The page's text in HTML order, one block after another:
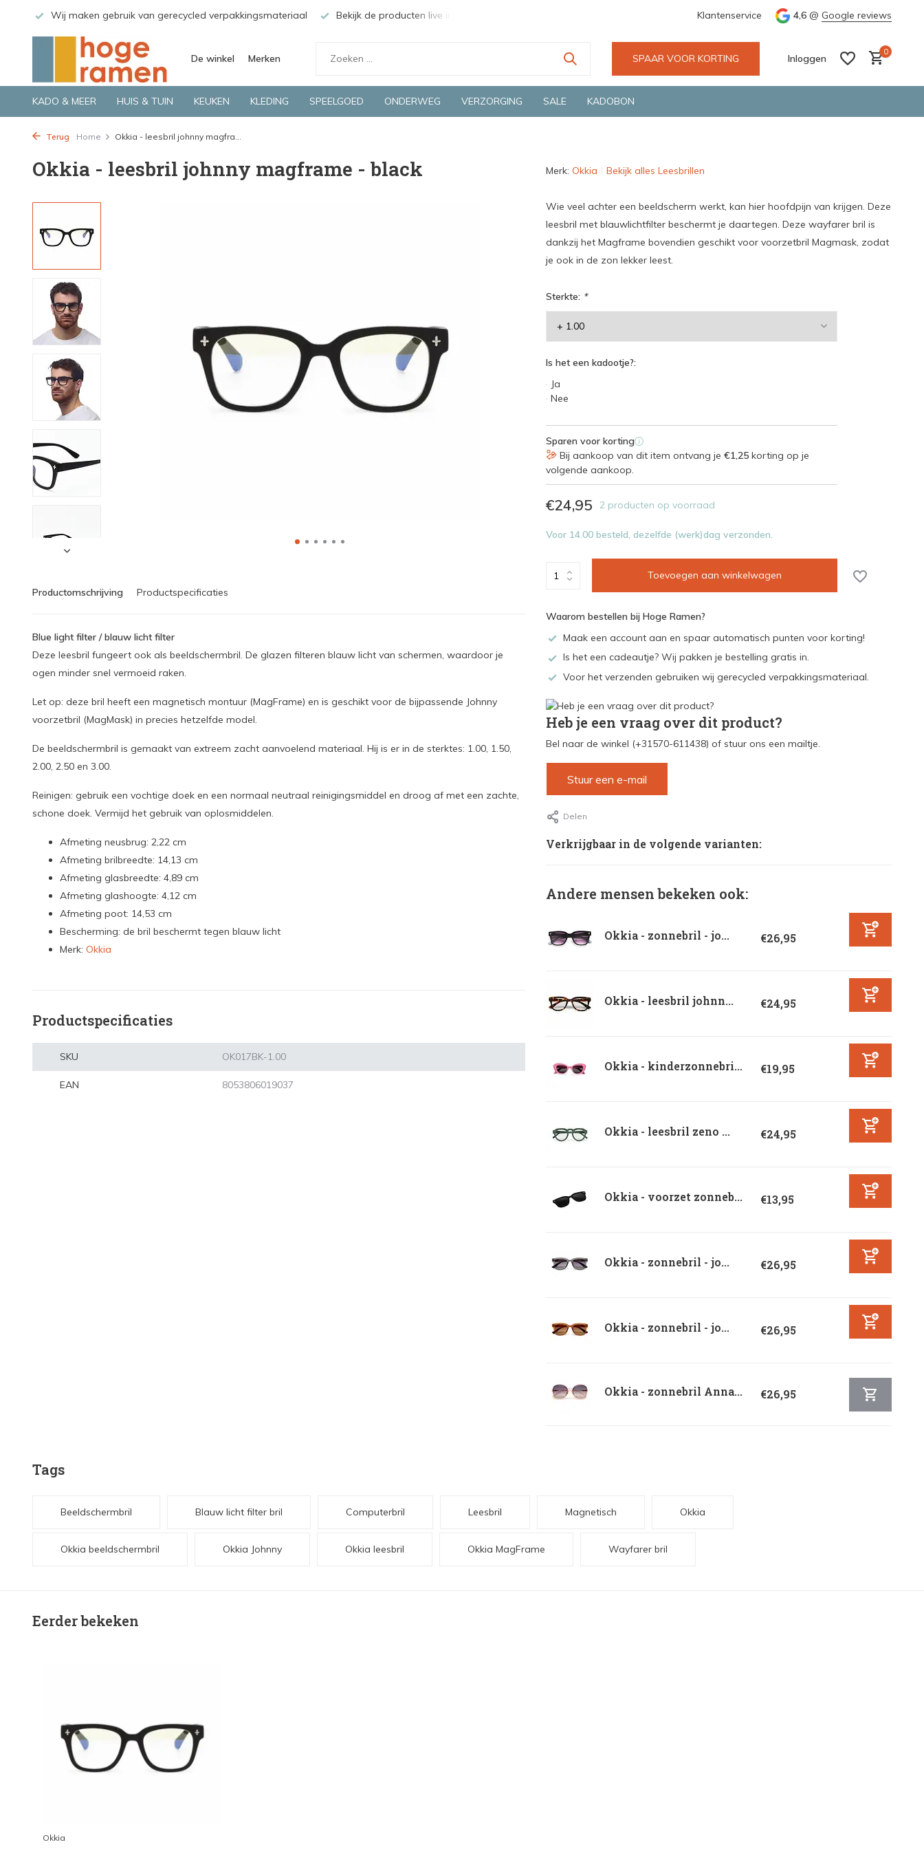
Wij maken gebruik van gerecycled verpakkingsmateriaal Bekijk de producten live in onze winkel in Deventer Groene en snelle bezorging door o.a. Fietskoerier en GLS. Wij
Klantenservice 4,6 @ Google reviews
De winkel Merken SPAAR VOOR KORTING Inloggen
0
KADO & MEER HUIS & TUIN KEUKEN KLEDING SPEELGOED ONDERWEG VERZORGING SALE KADOBON
Terug Home Okkia - leesbril johnny magfra...
Okkia - leesbril johnny magframe - black
Productomschrijving Productspecificaties
Blue light filter / blauw licht filter
Deze leesbril fungeert ook als beeldschermbril. De glazen filteren blauw licht van schermen, waardoor je
ogen minder snel vermoeid raken.
Let op: deze bril heeft een magnetisch montuur (MagFrame) en is geschikt voor de bijpassende Johnny
voorzetbril (MagMask) in precies hetzelfde model.
De beeldschermbril is gemaakt van extreem zacht aanvoelend materiaal. Hij is er in de sterktes: 1.00, 1.50,
2.00, 2.50 en 3.00.
Reinigen: gebruik een vochtige doek en een normaal neutraal reinigingsmiddel en droog af met een zachte,
schone doek. Vermijd het gebruik van oplosmiddelen.
Afmeting neusbrug: 2,22 cm
Afmeting brilbreedte: 14,13 cm
Afmeting glasbreedte: 4,89 cm
Afmeting glashoogte: 4,12 cm
Afmeting poot: 14,53 cm
Bescherming: de bril beschermt tegen blauw licht
Merk: Okkia
Productspecificaties
SKU OK017BK-1.00
EAN 8053806019037
Merk: Okkia Bekijk alles Leesbrillen
Wie veel achter een beeldscherm werkt, kan hier hoofdpijn van krijgen. Deze
leesbril met blauwlichtfilter beschermt je daartegen. Deze wayfarer bril is
dankzij het Magframe bovendien geschikt voor voorzetbril Magmask, zodat
je ook in de zon lekker leest.
Sterkte: *
Is het een kadootje?:
Ja
Nee
Sparen voor korting i
Bij aankoop van dit item ontvang je €1,25korting op je
volgende aankoop.
€24,95 2 producten op voorraad
Voor 14.00 besteld, dezelfde (werk)dag verzonden.
Toevoegen aan winkelwagen
Waarom bestellen bij Hoge Ramen?
Maak een account aan en spaar automatisch punten voor korting!
Is het een cadeautje? Wij pakken je bestelling gratis in.
Voor het verzenden gebruiken wij gerecycled verpakkingsmateriaal.
Heb je een vraag over dit product?
Bel naar de winkel (+31570-611438) of stuur ons een mailtje.
Stuur een e-mail
Delen
Verkrijgbaar in de volgende varianten:
Andere mensen bekeken ook:
Okkia - zonnebril - jo... €26,95
Okkia - leesbril johnn... €24,95
Okkia - kinderzonnebri... €19,95
Okkia - leesbril zeno ... €24,95
Okkia - voorzet zonneb... €13,95
Okkia - zonnebril - jo... €26,95
Okkia - zonnebril - jo... €26,95
Okkia - zonnebril Anna... €26,95
Tags
Beeldschermbril Blauw licht filter bril Computerbril Leesbril Magnetisch Okkia
Okkia beeldschermbril Okkia Johnny Okkia leesbril Okkia MagFrame Wayfarer bril
Eerder bekeken
Okkia